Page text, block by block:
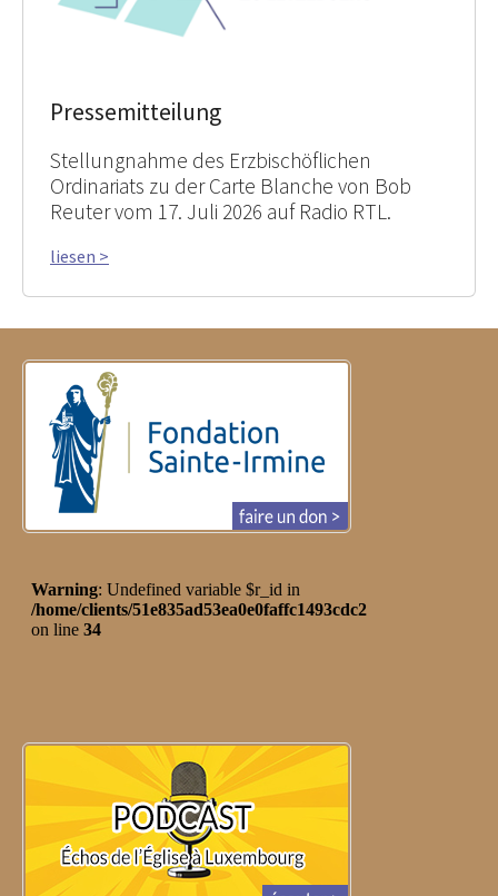
Pressemitteilung
Stellungnahme des Erzbischöflichen
Ordinariats zu der Carte Blanche von Bob
Reuter vom 17. Juli 2026 auf Radio RTL.
liesen >